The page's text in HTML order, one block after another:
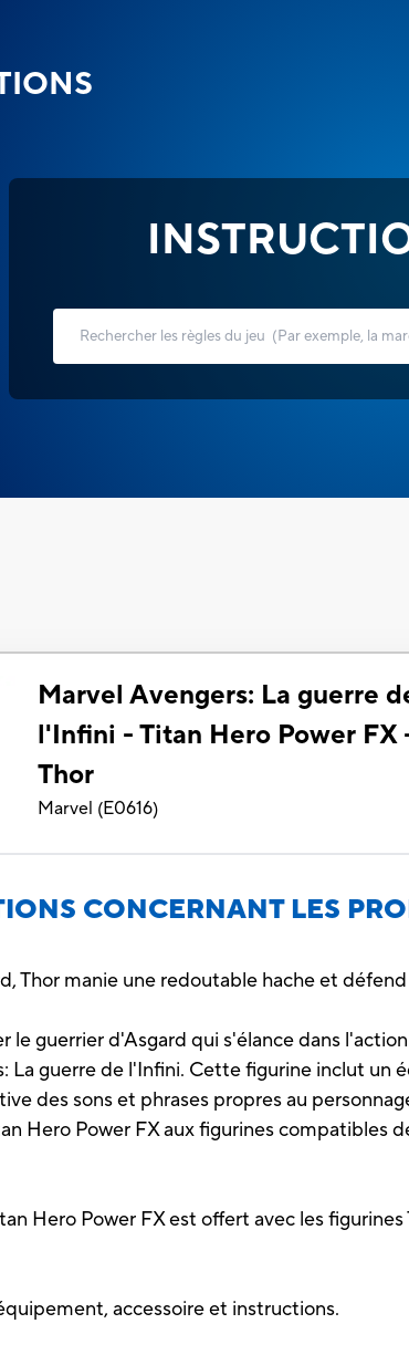
Marvel Avengers: La guerre
l'Infini - Titan Hero Power FX
Thor
Marvel (E0616)
CONCERNANT LES
Thor manie une redoutable hache et
le guerrier d'Asgard qui s'élance dans
La guerre de l'Infini. Cette figurine inclut un
des sons et phrases propres au
Hero Power FX aux figurines compatibles
Hero Power FX est offert avec les
accessoire et instructions.